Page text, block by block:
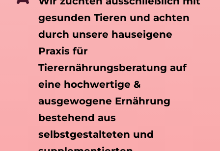
gesunden Tieren und achten
durch unsere hauseigene
Praxis für
Tierernährungsberatung auf
eine hochwertige &
ausgewogene Ernährung
bestehend aus
selbstgestalteten und